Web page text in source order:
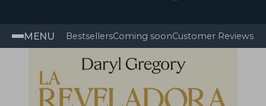
MENU BestsellersComing soonCustomer Reviews